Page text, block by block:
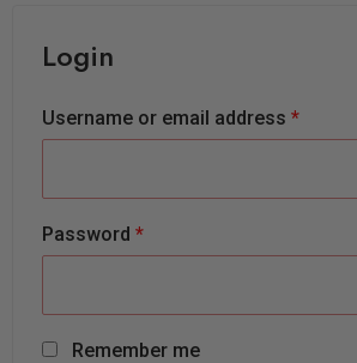
Login
Username or email address *
Password *
Remember me